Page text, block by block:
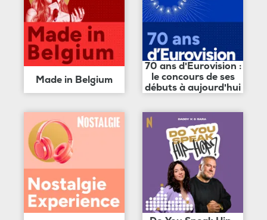
Made in Belgium
70 ans d'Eurovision :
le concours de ses
débuts à aujourd'hui